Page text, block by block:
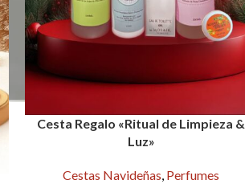
Cesta Regalo «Ritual de Limpieza &
Luz»
Cestas Navideñas, Perfumes